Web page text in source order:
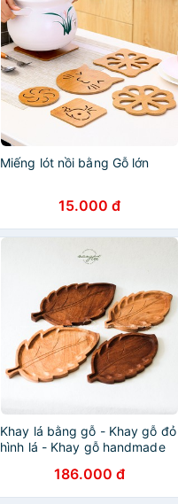
Miếng lót nồi bằng Gỗ lớn
15.000 đ
Khay lá bằng gỗ - Khay gỗ đỏ
hình lá - Khay gỗ handmade
186.000 đ